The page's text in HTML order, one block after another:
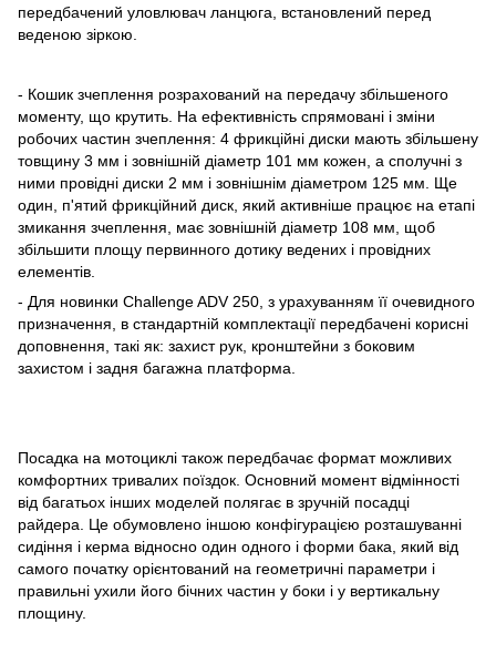
передбачений уловлювач ланцюга, встановлений перед
веденою зіркою.
- Кошик зчеплення розрахований на передачу збільшеного
моменту, що крутить. На ефективність спрямовані і зміни
робочих частин зчеплення: 4 фрикційні диски мають збільшену
товщину 3 мм і зовнішній діаметр 101 мм кожен, а сполучні з
ними провідні диски 2 мм і зовнішнім діаметром 125 мм. Ще
один, п'ятий фрикційний диск, який активніше працює на етапі
змикання зчеплення, має зовнішній діаметр 108 мм, щоб
збільшити площу первинного дотику ведених і провідних
елементів.
- Для новинки Challenge ADV 250, з урахуванням її очевидного
призначення, в стандартній комплектації передбачені корисні
доповнення, такі як: захист рук, кронштейни з боковим
захистом і задня багажна платформа.
Посадка на мотоциклі також передбачає формат можливих
комфортних тривалих поїздок. Основний момент відмінності
від багатьох інших моделей полягає в зручній посадці
райдера. Це обумовлено іншою конфігурацією розташуванні
сидіння і керма відносно один одного і форми бака, який від
самого початку орієнтований на геометричні параметри і
правильні ухили його бічних частин у боки і у вертикальну
площину.